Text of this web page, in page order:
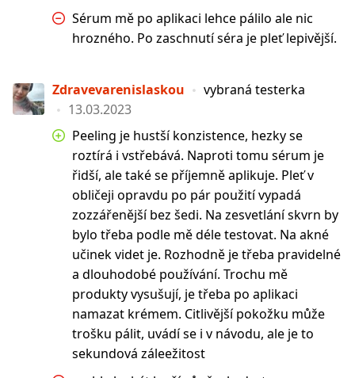
Sérum mě po aplikaci lehce pálilo ale nic
hrozného. Po zaschnutí séra je pleť lepivější.
Zdravevarenislaskou
vybraná testerka
13.03.2023
Peeling je hustší konzistence, hezky se
roztírá i vstřebává. Naproti tomu sérum je
řidší, ale také se příjemně aplikuje. Pleť v
obličeji opravdu po pár použití vypadá
zozzářenější bez šedi. Na zesvetlání skvrn by
bylo třeba podle mě déle testovat. Na akné
učinek videt je. Rozhodně je třeba pravidelné
a dlouhodobé používání. Trochu mě
produkty vysušují, je třeba po aplikaci
namazat krémem. Citlivější pokožku může
trošku pálit, uvádí se i v návodu, ale je to
sekundová záleežitost